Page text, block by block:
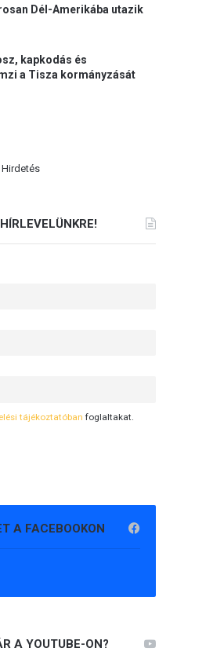
Dél-Amerikába utazik
kapkodás és
a Tisza kormányzását
Hirdetés
tájékoztatóban foglaltakat.
A FACEBOOKON
A YOUTUBE-ON?